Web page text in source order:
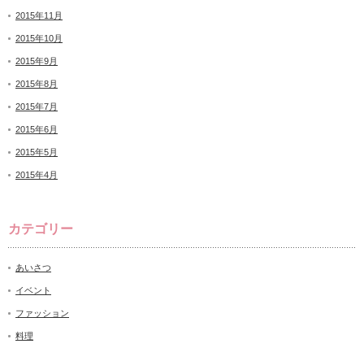
2015年11月
2015年10月
2015年9月
2015年8月
2015年7月
2015年6月
2015年5月
2015年4月
カテゴリー
あいさつ
イベント
ファッション
料理